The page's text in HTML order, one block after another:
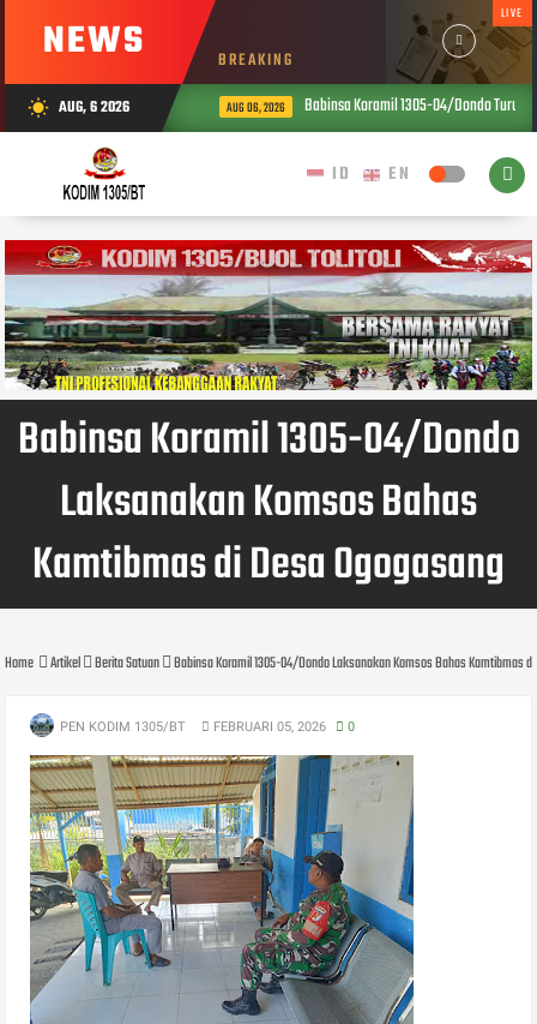
NEWS BREAKING
LIVE
wb_sunny AUG, 6 2026 AUG 06, 2026 Babinsa Koramil 1305-04/Dondo Turun
Babinsa Koramil 1305-04/Dondo
Laksanakan Komsos Bahas
Kamtibmas di Desa Ogogasang
Home Artikel Berita Satuan Babinsa Koramil 1305-04/Dondo Laksanakan Komsos Bahas Kamtibmas
PEN KODIM 1305/BT FEBRUARI 05, 2026 0